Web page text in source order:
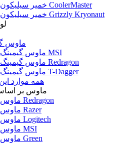
خمیر سیلیکون CoolerMaster
خمیر سیلیکون Grizzly Kryonaut
ماوس
ماوس گیمینگ MSI
ماوس گیمینگ Redragon
ماوس گیمینگ T-Dagger
همه موارد
ماوس بر
ماوس Redragon
ماوس Razer
ماوس Logitech
ماوس MSI
ماوس Green